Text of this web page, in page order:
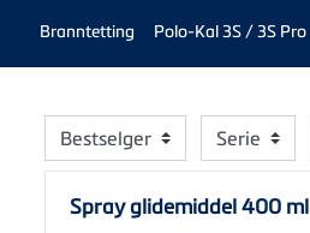
Branntetting Polo-Kal 3S / 3S Pro
Bestselger Serie
Spray glidemiddel 400 ml